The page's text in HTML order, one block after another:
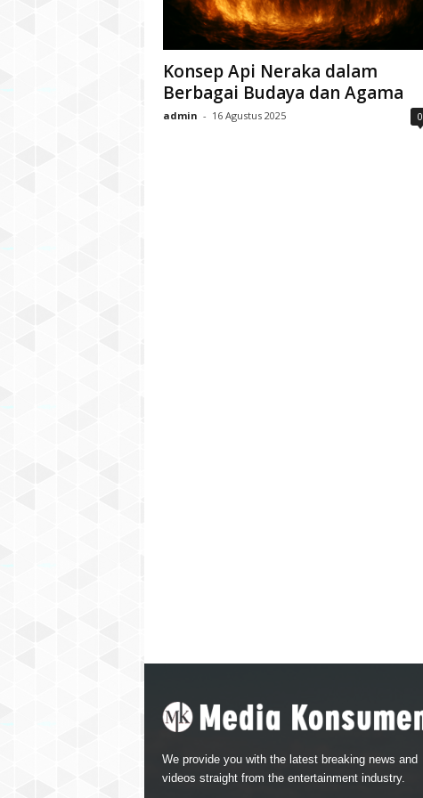
Konsep Api Neraka dalam
Berbagai Budaya dan Agama
admin - 16 Agustus 2025 0
We provide you with the latest breaking news and
videos straight from the entertainment industry.